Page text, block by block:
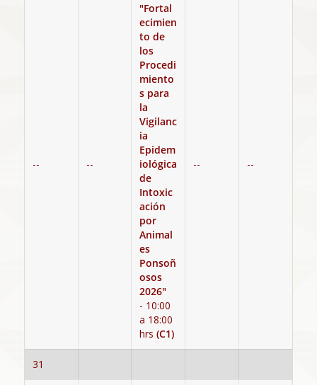
-- --
"Fortal
ecimien
to de
los
Procedi
miento
s para
la
Vigilanc
ia
Epidem
iológica
de
Intoxic
ación
por
Animal
es
Ponsoñ
osos
2026"
- 10:00
a 18:00
hrs (C1)
-- --
31